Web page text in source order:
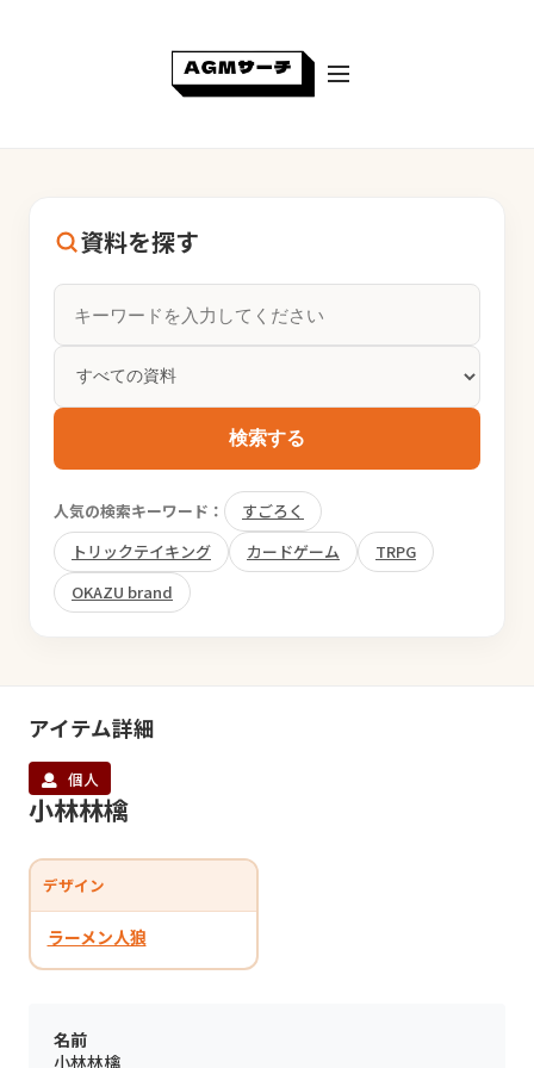
資料を探す
検索する
人気の検索キーワード：
すごろく
トリックテイキング
カードゲーム
TRPG
OKAZU brand
アイテム詳細
個人
小林林檎
デザイン
ラーメン人狼
名前
小林林檎